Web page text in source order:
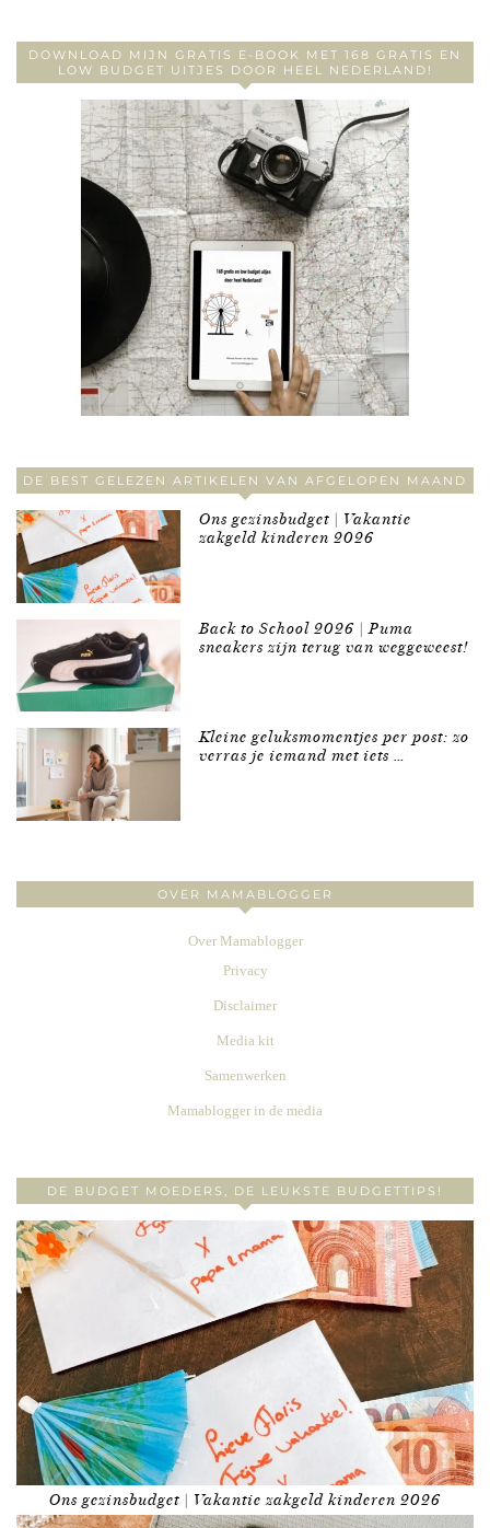
DOWNLOAD MIJN GRATIS E-BOOK MET 168 GRATIS EN
LOW BUDGET UITJES DOOR HEEL NEDERLAND!
DE BEST GELEZEN ARTIKELEN VAN AFGELOPEN MAAND
Ons gezinsbudget | Vakantie
zakgeld kinderen 2026
Back to School 2026 | Puma
sneakers zijn terug van weggeweest!
Kleine geluksmomentjes per post: zo
verras je iemand met iets …
OVER MAMABLOGGER
Over Mamablogger
Privacy
Disclaimer
Media kit
Samenwerken
Mamablogger in de media
DE BUDGET MOEDERS, DE LEUKSTE BUDGETTIPS!
Ons gezinsbudget | Vakantie zakgeld kinderen 2026